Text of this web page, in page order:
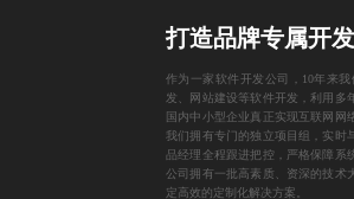
打造品牌专属开
作为一家软件开发公司 ，10年来
发
网站建设等软件开发，利用多
国内中小型企业真正实现互联网网
我们拥有专门的独立项目组，实时
品经理全程跟进把控，严格保障系
公司拥有一批高素质、资深的技术
定高效的定制化解决方案。